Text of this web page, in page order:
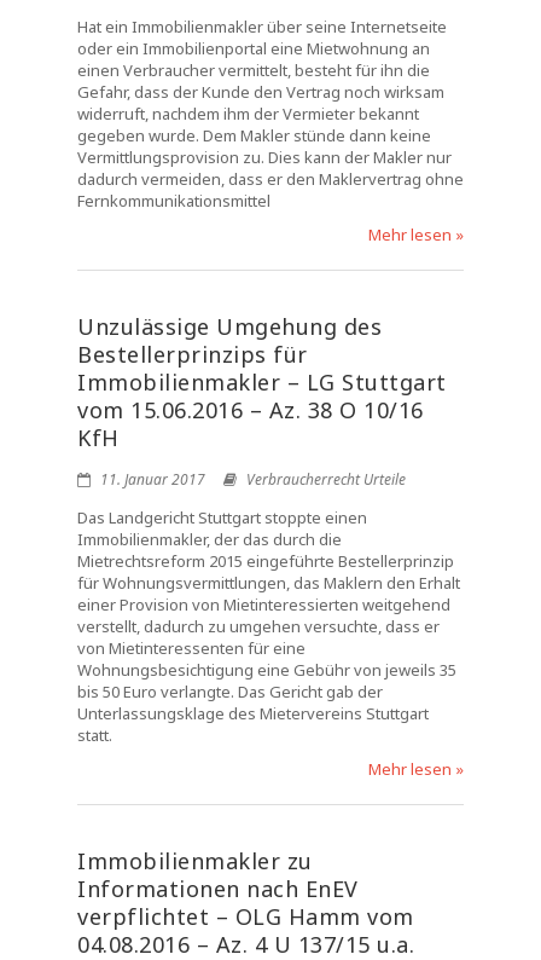
Hat ein Immobilienmakler über seine Internetseite
oder ein Immobilienportal eine Mietwohnung an
einen Verbraucher vermittelt, besteht für ihn die
Gefahr, dass der Kunde den Vertrag noch wirksam
widerruft, nachdem ihm der Vermieter bekannt
gegeben wurde. Dem Makler stünde dann keine
Vermittlungsprovision zu. Dies kann der Makler nur
dadurch vermeiden, dass er den Maklervertrag ohne
Fernkommunikationsmittel
Mehr lesen »
Unzulässige Umgehung des
Bestellerprinzips für
Immobilienmakler – LG Stuttgart
vom 15.06.2016 – Az. 38 O 10/16
KfH
11. Januar 2017 Verbraucherrecht Urteile
Das Landgericht Stuttgart stoppte einen
Immobilienmakler, der das durch die
Mietrechtsreform 2015 eingeführte Bestellerprinzip
für Wohnungsvermittlungen, das Maklern den Erhalt
einer Provision von Mietinteressierten weitgehend
verstellt, dadurch zu umgehen versuchte, dass er
von Mietinteressenten für eine
Wohnungsbesichtigung eine Gebühr von jeweils 35
bis 50 Euro verlangte. Das Gericht gab der
Unterlassungsklage des Mietervereins Stuttgart
statt.
Mehr lesen »
Immobilienmakler zu
Informationen nach EnEV
verpflichtet – OLG Hamm vom
04.08.2016 – Az. 4 U 137/15 u.a.